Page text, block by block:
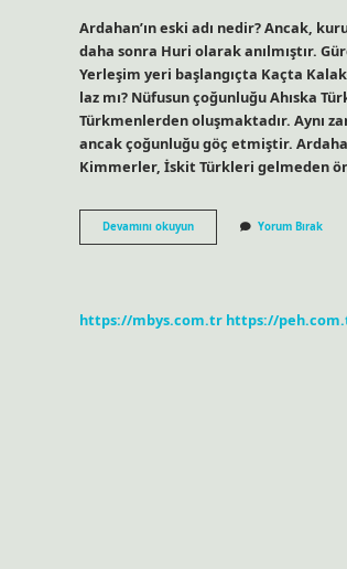
Ardahan’ın eski adı nedir? Ancak,
daha sonra Huri olarak anılmıştır.
Yerleşim yeri başlangıçta Kaçta
laz mı? Nüfusun çoğunluğu Ahıska
Türkmenlerden oluşmaktadır. Aynı
ancak çoğunluğu göç etmiştir.
Kimmerler, İskit Türkleri gelmeden
Devamını okuyunArdahan
Eski
Yorum Bırak
https://mbys.com.tr https://